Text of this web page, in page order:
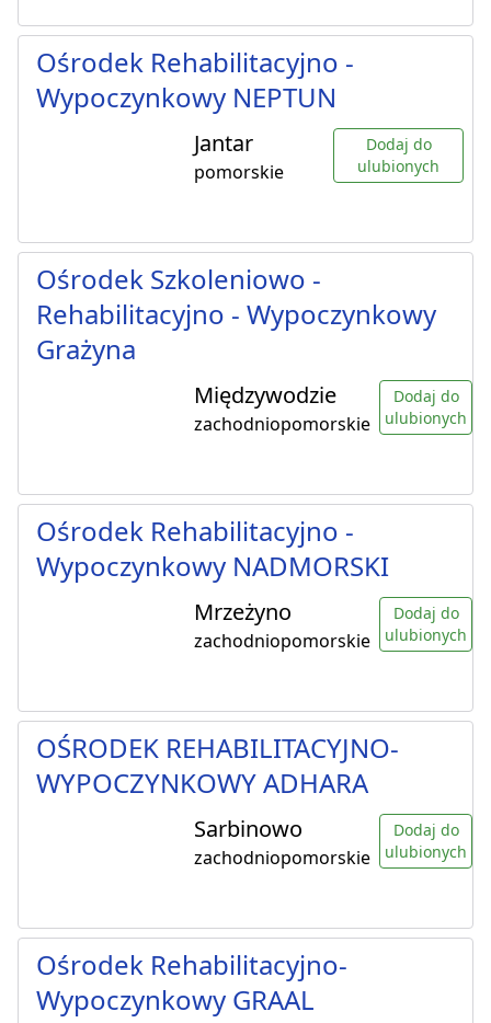
Ośrodek Rehabilitacyjno -
Wypoczynkowy NEPTUN
Jantar
pomorskie
Dodaj do
ulubionych
Ośrodek Szkoleniowo -
Rehabilitacyjno - Wypoczynkowy
Grażyna
Międzywodzie
zachodniopomorskie
Dodaj do
ulubionych
Ośrodek Rehabilitacyjno -
Wypoczynkowy NADMORSKI
Mrzeżyno
zachodniopomorskie
Dodaj do
ulubionych
OŚRODEK REHABILITACYJNO-
WYPOCZYNKOWY ADHARA
Sarbinowo
zachodniopomorskie
Dodaj do
ulubionych
Ośrodek Rehabilitacyjno-
Wypoczynkowy GRAAL